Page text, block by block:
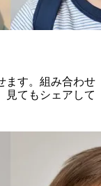
ます。組み合わせ
見てもシェアして